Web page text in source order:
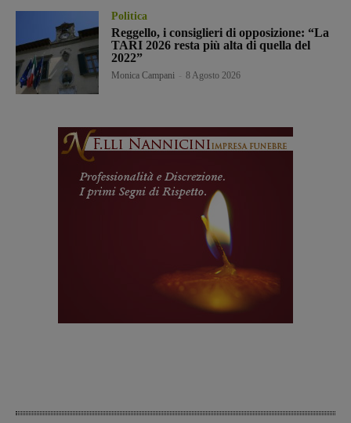
Politica
Reggello, i consiglieri di opposizione: “La
TARI 2026 resta più alta di quella del
2022”
Monica Campani 8 Agosto 2026